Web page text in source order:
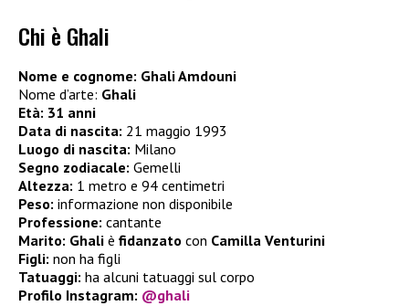
Chi è Ghali
Nome e cognome: Ghali Amdouni
Nome d’arte: Ghali
Età: 31 anni
Data di nascita: 21 maggio 1993
Luogo di nascita: Milano
Segno zodiacale: Gemelli
Altezza: 1 metro e 94 centimetri
Peso: informazione non disponibile
Professione: cantante
Marito: Ghali è fidanzato con Camilla Venturini
Figli: non ha figli
Tatuaggi: ha alcuni tatuaggi sul corpo
Profilo Instagram: @ghali